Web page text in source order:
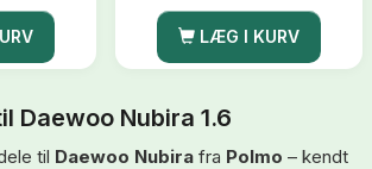
LÆG I KURV
Daewoo Nubira 1.6
til Daewoo Nubira fra Polmo – kendt